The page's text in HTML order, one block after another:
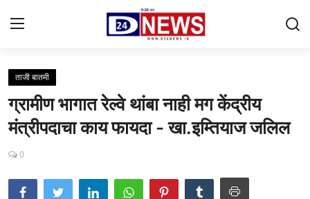
Gallery
Contact
राष्ट्रीय
महाराष्ट्र
ताजी बातमी
ग्रामीण भागात रेल्वे थांबा नाही मग केंद्रीय
मंत्रीपदाचा काय फायदा - खा.इम्तियाज जलिल
0